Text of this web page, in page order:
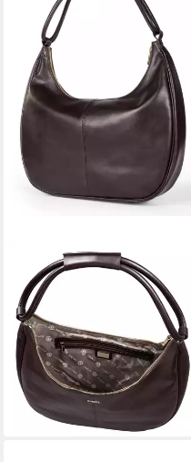
ROECKL
Schultertasche Shoulderbag,
aus echtem Rindsleder
ab 299,25 €
-25%
lieferbar - in 5-6 Werktagen bei dir